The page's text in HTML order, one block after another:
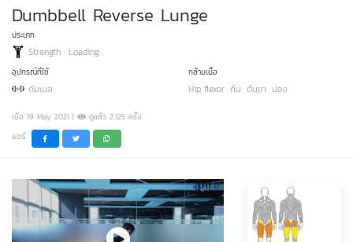
Dumbbell Reverse Lunge
ประเภท
Strength : Loading
อุปกรณ์ที่ใช้
ดัมเบล
กล้ามเนื้อ
Hip flexor ก้น ต้นขา น่อง
เมื่อ 19 May 2021 | ดูแล้ว 2,125 ครั้ง
แชร์